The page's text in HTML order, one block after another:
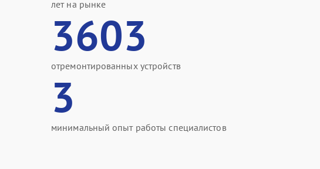
лет на рынке
3603
отремонтированных устройств
3
минимальный опыт работы специалистов